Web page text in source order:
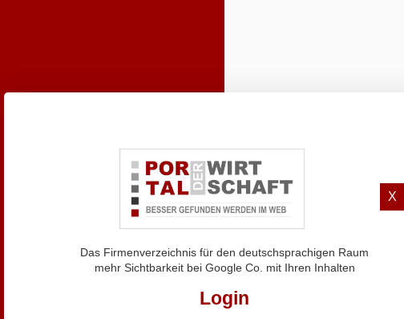
X
Das Firmenverzeichnis für den deutschsprachigen Raum
mehr Sichtbarkeit bei Google Co. mit Ihren Inhalten
Login